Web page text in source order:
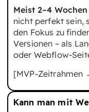
Meist 2–4
nicht perfekt sein,
den Fokus zu
Versionen – als
oder Webflow-
[MVP-Zeitrahmen
Kann man mit